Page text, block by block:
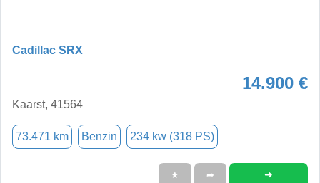
Cadillac SRX
14.900 €
Kaarst, 41564
73.471 km Benzin 234 kw (318 PS)
★ ➦ ➜